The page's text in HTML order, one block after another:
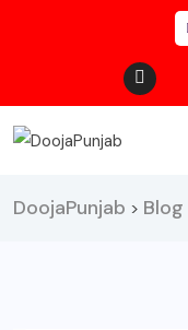
DoojaPunjab > Blog